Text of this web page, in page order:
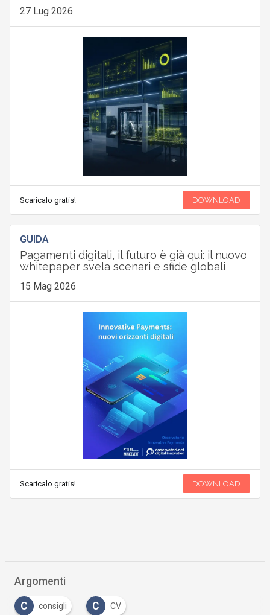
27 Lug 2026
Scaricalo gratis! DOWNLOAD
GUIDA
Pagamenti digitali, il futuro è già qui: il nuovo
whitepaper svela scenari e sfide globali
15 Mag 2026
Scaricalo gratis! DOWNLOAD
Argomenti
C consigli C CV